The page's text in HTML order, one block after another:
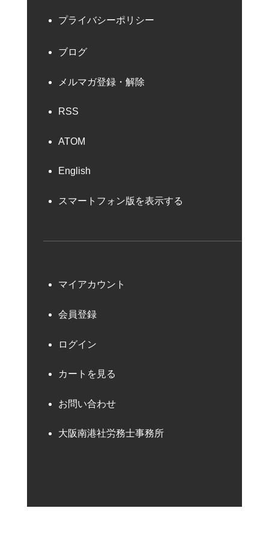
プライバシーポリシー
ブログ
メルマガ登録・解除
RSS
ATOM
English
スマートフォン版を表示する
マイアカウント
会員登録
ログイン
カートを見る
お問い合わせ
大阪南港社労務士事務所